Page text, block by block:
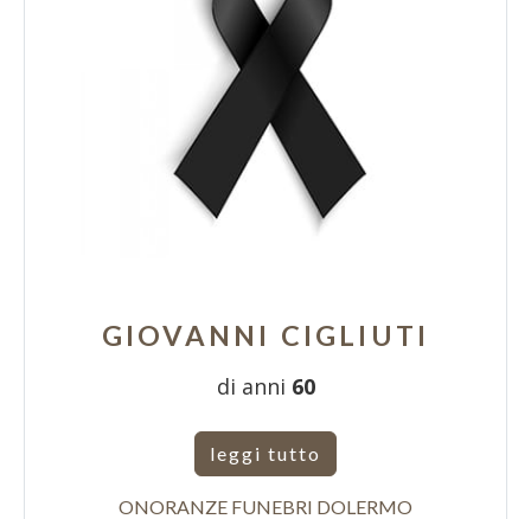
GIOVANNI CIGLIUTI
di anni 60
leggi tutto
ONORANZE FUNEBRI DOLERMO